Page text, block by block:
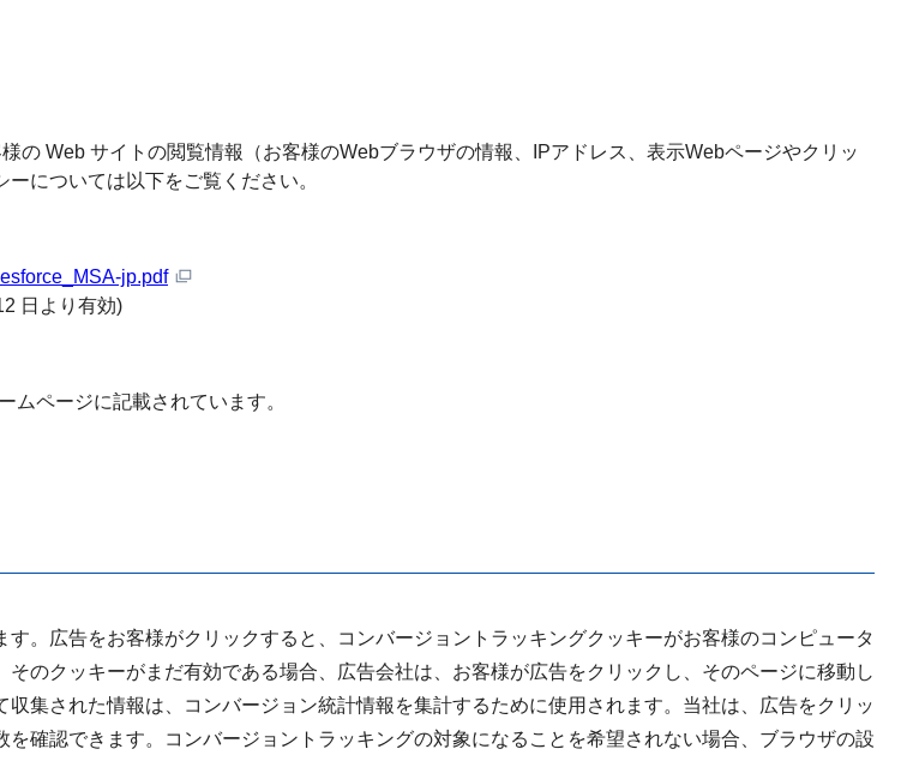
の Web サイトの閲覧情報（お客様のWebブラウザの情報、IPアドレス、表示Webページやクリッ
については以下をご覧ください。
jp.pdf
日より有効)
ページに記載されています。
。広告をお客様がクリックすると、コンバージョントラッキングクッキーがお客様のコンピュータ
のクッキーがまだ有効である場合、広告会社は、お客様が広告をクリックし、そのページに移動し
集された情報は、コンバージョン統計情報を集計するために使用されます。当社は、広告をクリッ
確認できます。コンバージョントラッキングの対象になることを希望されない場合、ブラウザの設